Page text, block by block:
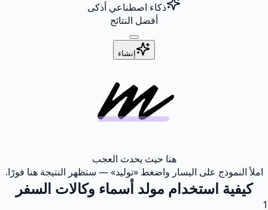
ذكاء اصطناعي أذكى
أفضل النتائج
إنشاء
هنا حيث يحدث العجب
املأ النموذج على اليسار واضغط «توليد» — ستظهر النتيجة هنا فورًا.
كيفية استخدام مولد أسماء وكالات السفر
1